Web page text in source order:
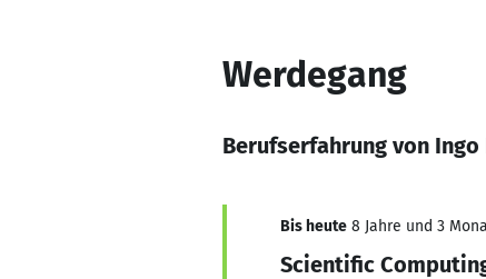
Werdegang
Berufserfahrung von
Bis heute 8 Jahre und 3
Scientific